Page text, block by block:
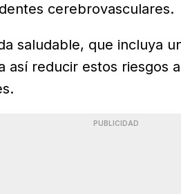
cerebrovasculares.
saludable, que incluya
así reducir estos riesgos
PUBLICIDAD